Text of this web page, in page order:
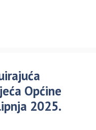
Općine
2025.